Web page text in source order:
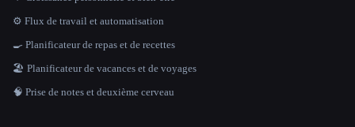
⚙️ Flux de travail et automatisation
🍳 Planificateur de repas et de recettes
🏖 Planificateur de vacances et de voyages
🧠 Prise de notes et deuxième cerveau